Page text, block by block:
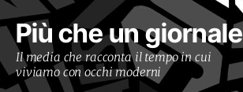
Più che un giornale
Il media che racconta il tempo in cui
viviamo con occhi moderni